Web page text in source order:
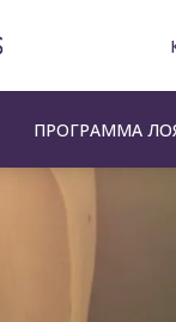
ПРОГРАММА